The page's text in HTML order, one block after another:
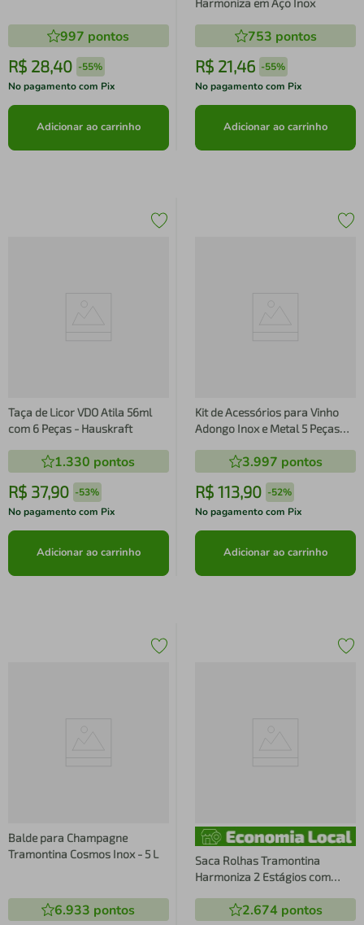
997 pontos
R$ 28,40 -55%
No pagamento com Pix
Adicionar ao carrinho
Harmoniza em Aço Inox
753 pontos
R$ 21,46 -55%
No pagamento com Pix
Adicionar ao carrinho
Taça de Licor VDO Atila 56ml
com 6 Peças - Hauskraft
1.330 pontos
R$ 37,90 -53%
No pagamento com Pix
Adicionar ao carrinho
Kit de Acessórios para Vinho
Adongo Inox e Metal 5 Peças
3.997 pontos
R$ 113,90 -52%
No pagamento com Pix
Adicionar ao carrinho
Balde para Champagne
Tramontina Cosmos Inox - 5 L
6.933 pontos
Saca Rolhas Tramontina
Harmoniza 2 Estágios com
2.674 pontos